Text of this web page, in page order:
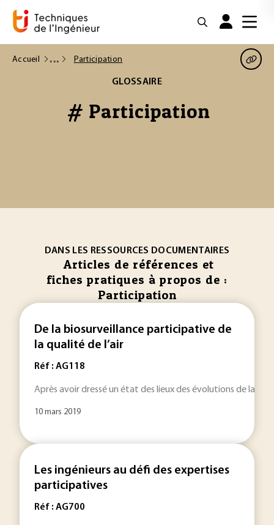
Accueil Participation
GLOSSAIRE
# Participation
DANS LES RESSOURCES DOCUMENTAIRES
Articles de références et
fiches pratiques à propos de :
Participation
De la biosurveillance participative de
la qualité de l’air
Réf : AG118
Après avoir dressé un état des lieux des évolutions de la
10 mars 2019
Les ingénieurs au défi des expertises
participatives
Réf : AG700